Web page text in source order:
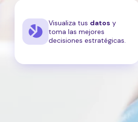
Visualiza tus datos y
toma las mejores
decisiones estratégicas.